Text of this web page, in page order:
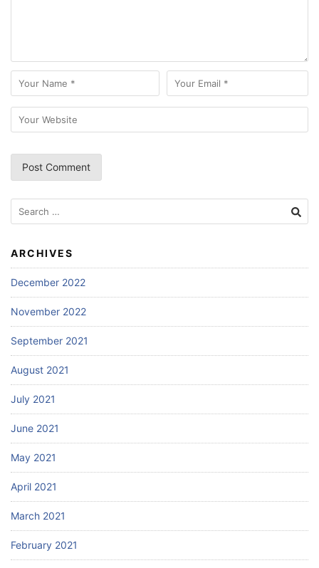
Search
for:
ARCHIVES
December 2022
November 2022
September 2021
August 2021
July 2021
June 2021
May 2021
April 2021
March 2021
February 2021